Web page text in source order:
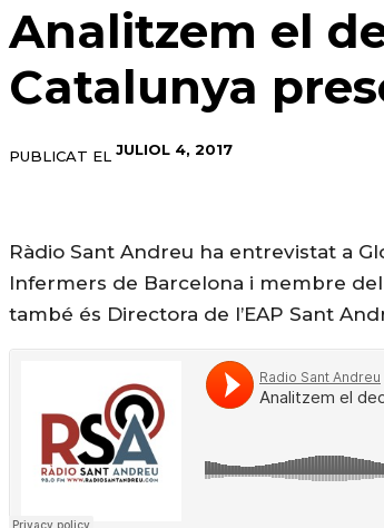
Analitzem el
Catalunya
PUBLICAT EL JULIOL 4, 2017
Ràdio Sant Andreu ha entrevistat a
Infermers de Barcelona i membre del
també és Directora de l’EAP Sant